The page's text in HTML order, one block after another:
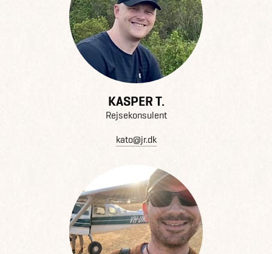
KASPER T.
Rejsekonsulent
kato@jr.dk